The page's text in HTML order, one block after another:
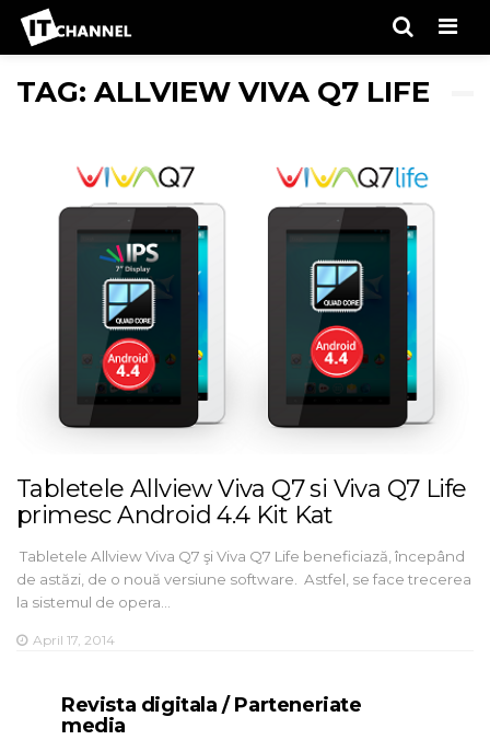
TAG: ALLVIEW VIVA Q7 LIFE
Tabletele Allview Viva Q7 si Viva Q7 Life
primesc Android 4.4 Kit Kat
Tabletele Allview Viva Q7 şi Viva Q7 Life beneficiază, începând
de astăzi, de o nouă versiune software. Astfel, se face trecerea
la sistemul de opera…
April 17, 2014
Revista digitala / Parteneriate
media